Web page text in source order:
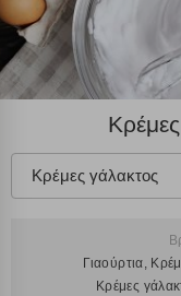
Κρέμες γάλακτος
Γιαούρτια,
Κρέμες